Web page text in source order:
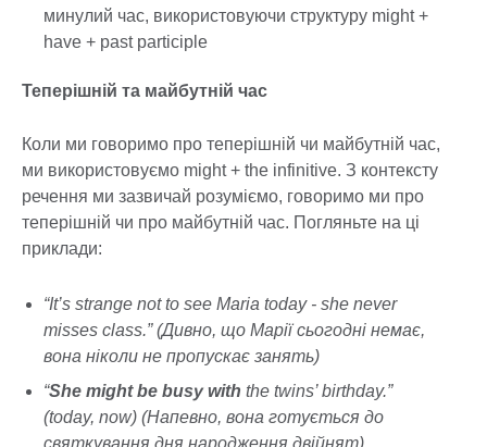
минулий час, використовуючи структуру might +
have + past participle
Теперішній та майбутній час
Коли ми говоримо про теперішній чи майбутній час,
ми використовуємо might + the infinitive. З контексту
речення ми зазвичай розуміємо, говоримо ми про
теперішній чи про майбутній час. Погляньте на ці
приклади:
“It’s strange not to see Maria today - she never
misses class.” (Дивно, що Марії сьогодні немає,
вона ніколи не пропускає занять)
“She might be busy with the twins’ birthday.”
(today, now) (Напевно, вона готується до
святкування дня народження двійнят)